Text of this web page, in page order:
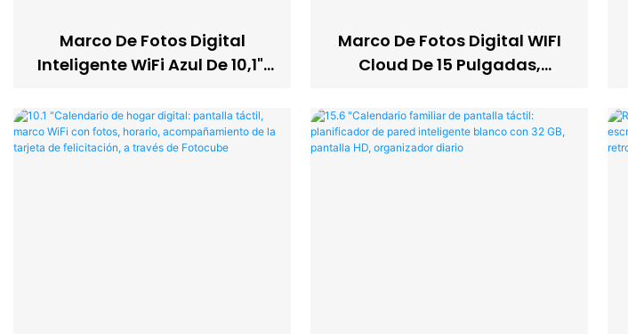
Marco De Fotos Digital
Inteligente WiFi Azul De 10,1",
Configuración Sencilla,
Pantalla Todo En Uno1
Marco De Fotos Digital WIFI
Cloud De 15 Pulgadas,
Aplicación Gratuita, Tamaño
Grande